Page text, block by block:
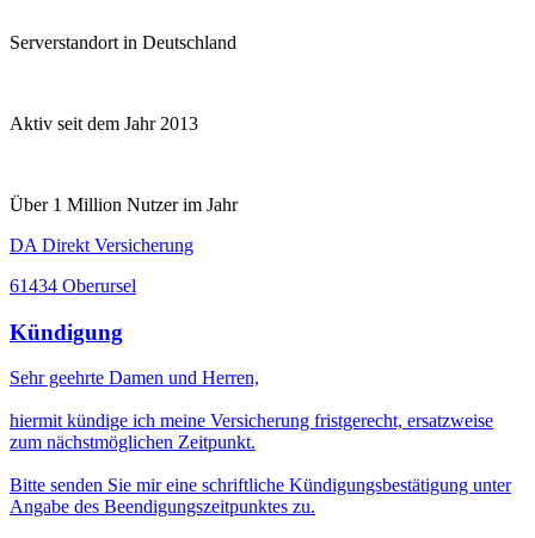
Serverstandort in Deutschland
Aktiv seit dem Jahr 2013
Über 1 Million Nutzer im Jahr
DA Direkt Versicherung
61434 Oberursel
Kündigung
Sehr geehrte Damen und Herren,
hiermit kündige ich meine Versicherung fristgerecht, ersatzweise
zum nächstmöglichen Zeitpunkt.
Bitte senden Sie mir eine schriftliche Kündigungsbestätigung unter
Angabe des Beendigungszeitpunktes zu.